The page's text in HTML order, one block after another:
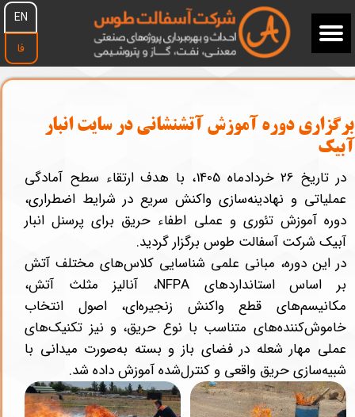
EN
فا
برگزاری دوره آموزش آتشنشانی در سایت انبار
آبیک
در تاریخ 26 خردادماه 1405، با هدف ارتقاء سطح آمادگی
عملیاتی و نهادینه‌سازی واکنش سریع در شرایط اضطراری،
دوره آموزش تئوری و عملی اطفاء حریق برای پرسنل انبار
آبیک شرکت آسفالت طوس برگزار گردید.
در این دوره، مبانی علمی شناسایی کلاس‌های مختلف آتش
بر اساس استانداردهای NFPA، آنالیز مثلث آتش،
مکانیسم‌های قطع واکنش زنجیره‌ای، اصول انتخاب
خاموش‌کننده‌های متناسب با نوع حریق، و نیز تکنیک‌های
عملی مهار شعله در فضای باز و بسته به‌صورت میدانی با
شبیه‌سازی حریق واقعی و کنترل‌شده آموزش داده شد.